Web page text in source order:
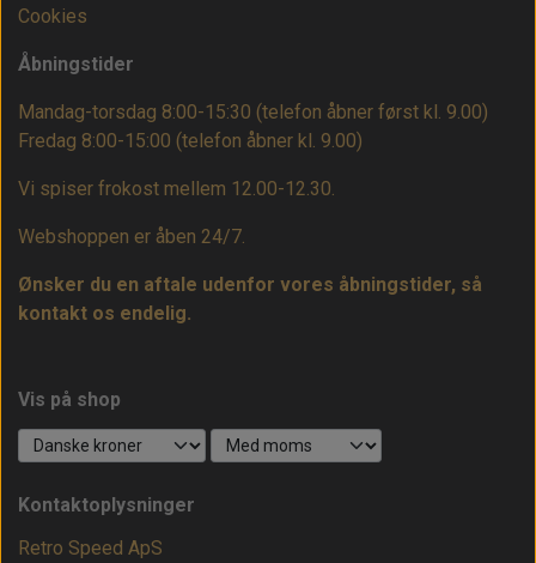
Cookies
Åbningstider
Mandag-torsdag 8:00-15:30 (telefon åbner først kl. 9.00)
Fredag 8:00-15:00 (telefon åbner kl. 9.00)
Vi spiser frokost mellem 12.00-12.30.
Webshoppen er åben 24/7.
Ønsker du en aftale udenfor vores åbningstider, så
kontakt os endelig.
Vis på shop
Kontaktoplysninger
Retro Speed ApS